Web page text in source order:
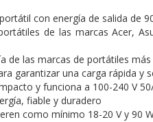
con energía de salida de
de las marcas Acer,
de las marcas de portátiles
garantizar una carga rápida y
y funciona a 100-240 V
fiable y duradero
como mínimo 18-20 V y 90